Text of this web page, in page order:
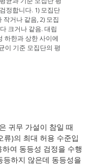
정합니다. 1) 모집단
거나 같음, 2) 모집
크거나 같음. 대립
하한과 상한 사이에
이 기준 모집단의 평
귀무 가설이 참일 때
류)의 최대 허용 수준입
여 동등성 검정을 수행
하지 않은데 동등성을